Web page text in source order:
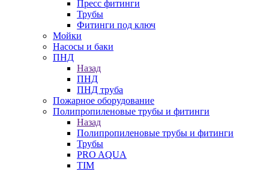
Пресс фитинги
Трубы
Фитинги под ключ
Мойки
Насосы и баки
ПНД
Назад
ПНД
ПНД труба
Пожарное оборудование
Полипропиленовые трубы и фитинги
Назад
Полипропиленовые трубы и фитинги
Трубы
PRO AQUA
TIM